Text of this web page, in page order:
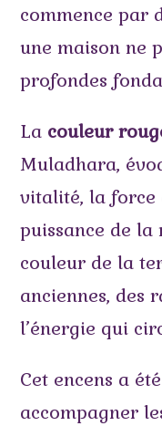
commence par
une maison ne
profondes
La couleur
Muladhara,
vitalité, la force
puissance de
couleur de la
anciennes, des
l’énergie qui
Cet encens a
accompagner